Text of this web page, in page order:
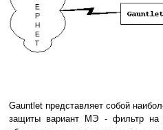
Gauntlet представляет собой
защиты вариант МЭ - фильтр на